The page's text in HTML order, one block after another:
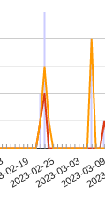
19
2023-02-252023-03-03
2023-03-